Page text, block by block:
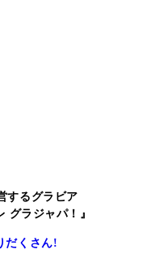
するグラビア
グラジャパ！』
だくさん!